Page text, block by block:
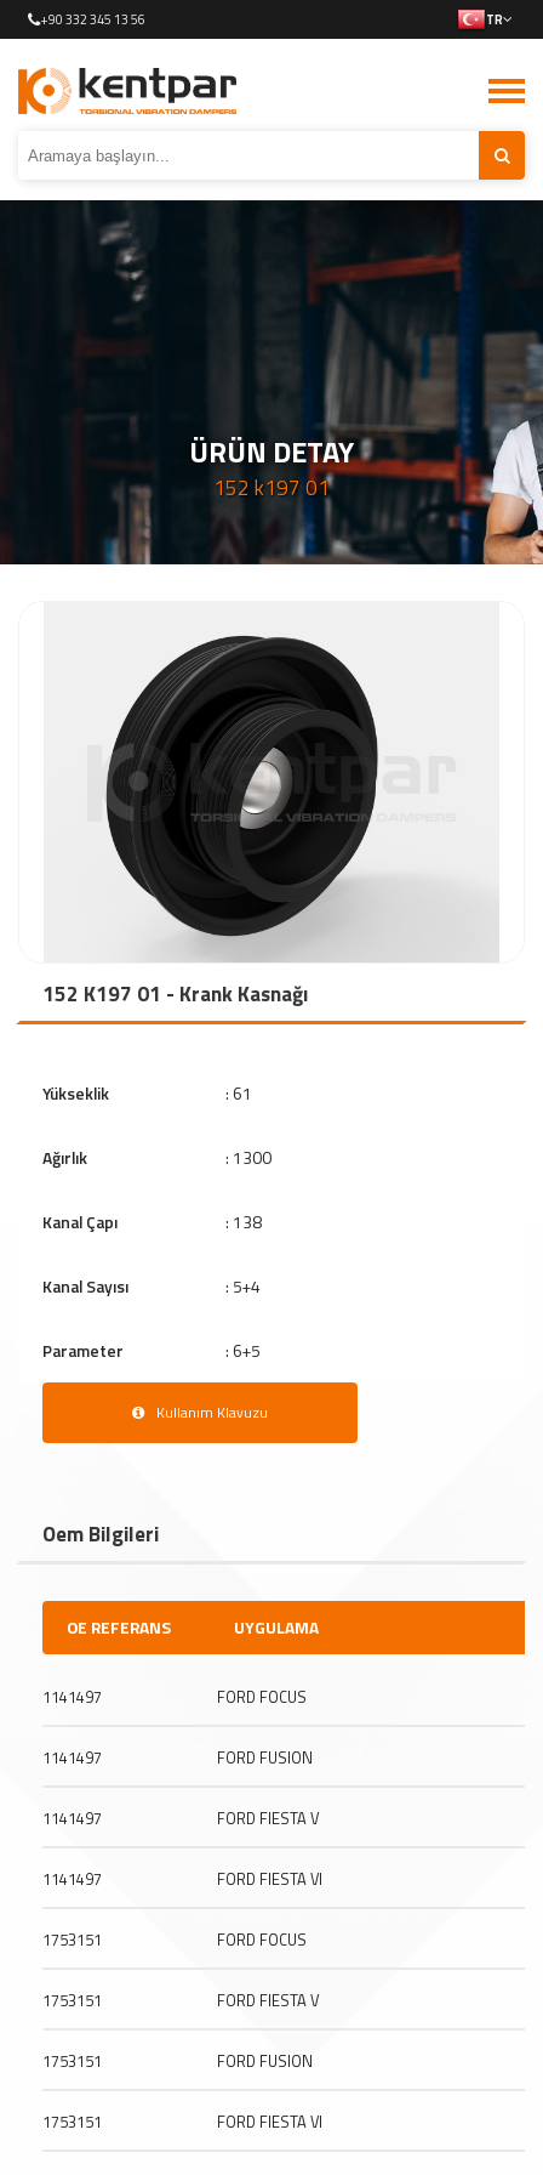
+90 332 345 13 56 TR
ÜRÜN DETAY
152 k197 01
152 K197 01 - Krank Kasnağı
Yükseklik : 61
Ağırlık : 1300
Kanal Çapı : 138
Kanal Sayısı : 5+4
Parameter : 6+5
Kullanım Klavuzu
Oem Bilgileri
OE REFERANS UYGULAMA
1141497 FORD FOCUS
1141497 FORD FUSION
1141497 FORD FIESTA V
1141497 FORD FIESTA VI
1753151 FORD FOCUS
1753151 FORD FIESTA V
1753151 FORD FUSION
1753151 FORD FIESTA VI